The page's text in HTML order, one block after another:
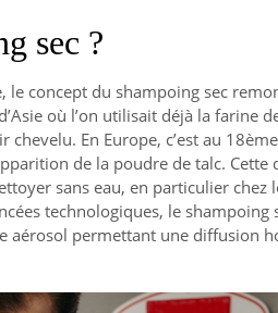
sec ?
concept du shampoing sec
où l’on utilisait déjà la farine
En Europe, c’est au
de la poudre de talc.
sans eau, en particulier
technologiques, le shampoing
aérosol permettant une diffusion